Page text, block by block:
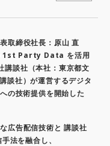
取締役社長：原山 直
1st Party Data を活用
講談社（本社：東京都文
談社）が運営するデジタ
の技術提供を開始した
広告配信技術と 講談社
法を融合し、